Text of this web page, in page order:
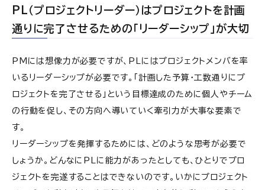
PL（プロジェクトリーダー）はプロジェクトを計画
通りに完了させるための「リーダーシップ」が大切
PMには想像力が必要ですが、PLにはプロジェクトメンバを率
いるリーダーシップが必要です。「計画した予算・工数通りにプ
ロジェクトを完了させる」という目標達成のために個人やチーム
の行動を促し、その方向へ導いていく牽引力が大事な要素で
す。
リーダーシップを発揮するためには、どのような思考が必要で
しょうか。どんなにPLに能力があったとしても、ひとりでプロ
ジェクトを完遂することはできないのです。いかにプロジェクト